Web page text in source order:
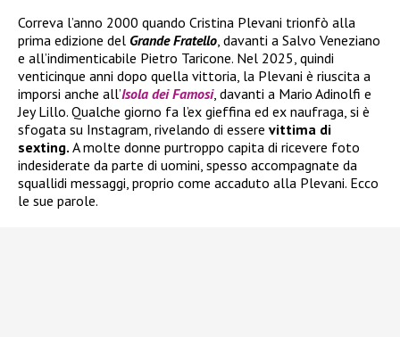
Correva l’anno 2000 quando Cristina Plevani trionfò alla
prima edizione del Grande Fratello , davanti a Salvo Veneziano
e all’indimenticabile Pietro Taricone. Nel 2025, quindi
venticinque anni dopo quella vittoria, la Plevani è riuscita a
imporsi anche all’Isola dei Famosi, davanti a Mario Adinolfi e
Jey Lillo. Qualche giorno fa l’ex gieffina ed ex naufraga, si è
sfogata su Instagram, rivelando di essere vittima di
sexting. A molte donne purtroppo capita di ricevere foto
indesiderate da parte di uomini, spesso accompagnate da
squallidi messaggi, proprio come accaduto alla Plevani. Ecco
le sue parole.